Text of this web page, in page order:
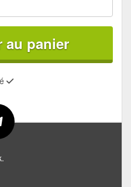
au panier